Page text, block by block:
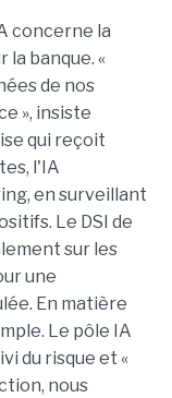
concerne la
banque. «
de nos
», insiste
qui reçoit
l'IA
en surveillant
Le DSI de
sur les
une
En matière
Le pôle IA
du risque et «
nous